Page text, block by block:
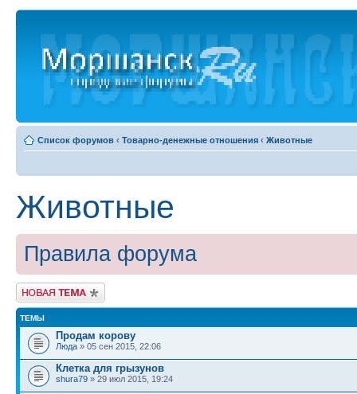
Список форумов ‹ Товарно-денежные отношения ‹ Животные
Животные
Правила форума
Новая тема
ТЕМЫ
Продам корову
Люда » 05 сен 2015, 22:06
Клетка для грызунов
shura79 » 29 июл 2015, 19:24